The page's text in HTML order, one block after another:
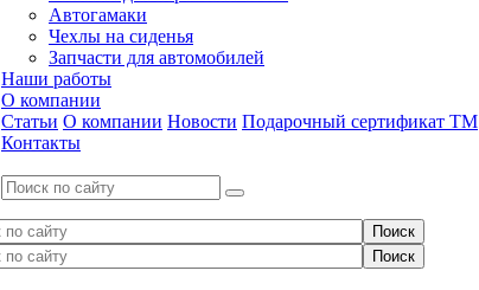
Автогамаки
Чехлы на сиденья
Запчасти для автомобилей
Наши работы
О компании
Статьи О компании Новости Подарочный сертификат ТМ
Контакты